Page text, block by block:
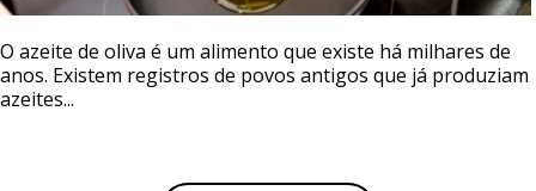
O azeite de oliva é um alimento que existe há milhares de
anos. Existem registros de povos antigos que já produziam
azeites...